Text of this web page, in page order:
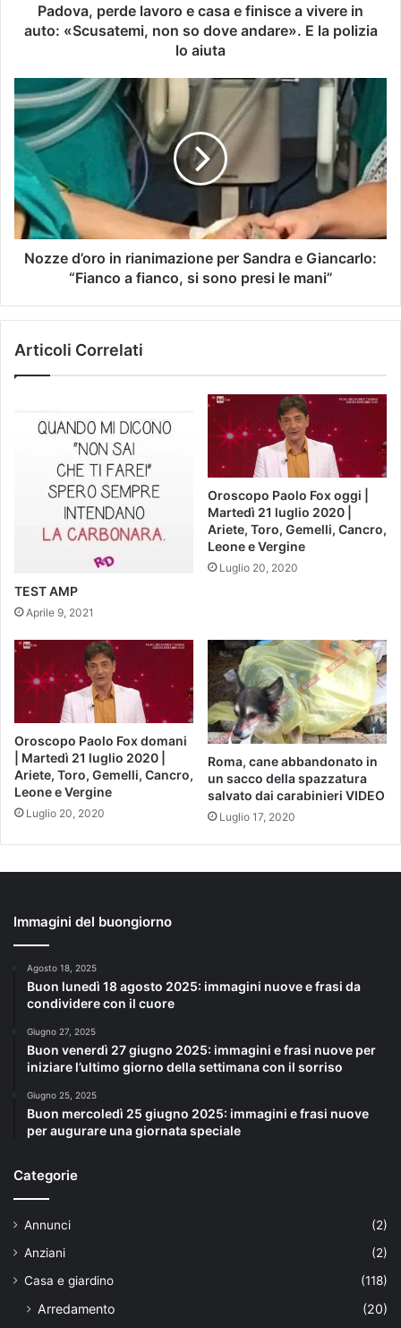
Padova, perde lavoro e casa e finisce a vivere in
auto: «Scusatemi, non so dove andare». E la polizia
lo aiuta
Nozze d’oro in rianimazione per Sandra e Giancarlo:
“Fianco a fianco, si sono presi le mani”
Articoli Correlati
TEST AMP
Aprile 9, 2021
Oroscopo Paolo Fox oggi |
Martedì 21 luglio 2020 |
Ariete, Toro, Gemelli, Cancro,
Leone e Vergine
Luglio 20, 2020
Oroscopo Paolo Fox domani
| Martedì 21 luglio 2020 |
Ariete, Toro, Gemelli, Cancro,
Leone e Vergine
Luglio 20, 2020
Roma, cane abbandonato in
un sacco della spazzatura
salvato dai carabinieri VIDEO
Luglio 17, 2020
Immagini del buongiorno
Agosto 18, 2025
Buon lunedì 18 agosto 2025: immagini nuove e frasi da
condividere con il cuore
Giugno 27, 2025
Buon venerdì 27 giugno 2025: immagini e frasi nuove per
iniziare l’ultimo giorno della settimana con il sorriso
Giugno 25, 2025
Buon mercoledì 25 giugno 2025: immagini e frasi nuove
per augurare una giornata speciale
Categorie
Annunci
(2)
Anziani
(2)
Casa e giardino
(118)
Arredamento
(20)